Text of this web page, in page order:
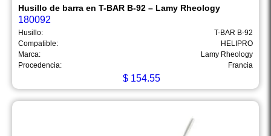
Husillo de barra en T-BAR B-92 – Lamy Rheology
180092
Husillo:
T-BAR B-92
Compatible:
HELIPRO
Marca:
Lamy Rheology
Procedencia:
Francia
$ 154.55